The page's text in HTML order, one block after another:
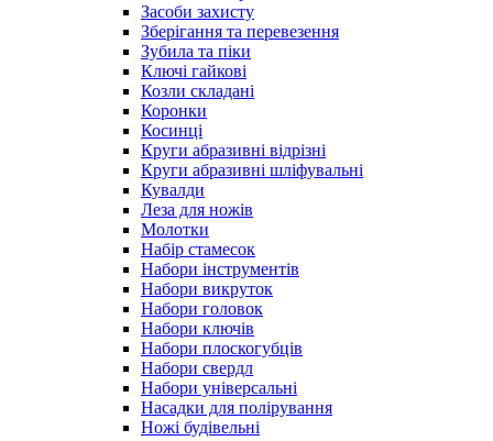
Засоби захисту
Зберігання та перевезення
Зубила та піки
Ключі гайкові
Козли складані
Коронки
Косинці
Круги абразивні відрізні
Круги абразивні шліфувальні
Кувалди
Леза для ножів
Молотки
Набір стамесок
Набори інструментів
Набори викруток
Набори головок
Набори ключів
Набори плоскогубців
Набори свердл
Набори універсальні
Насадки для полірування
Ножі будівельні